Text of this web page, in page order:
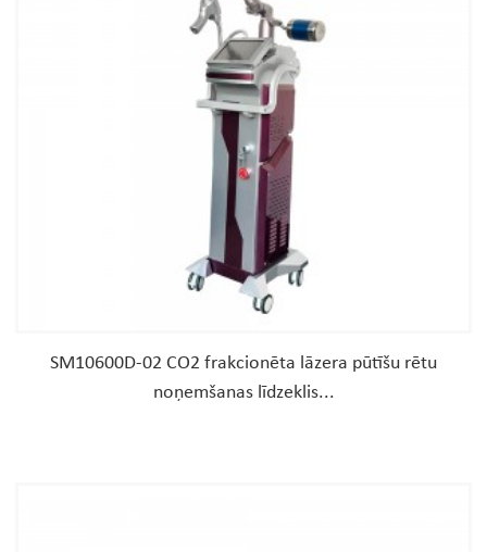
SM10600D-02 CO2 frakcionēta lāzera pūtīšu rētu
noņemšanas līdzeklis...